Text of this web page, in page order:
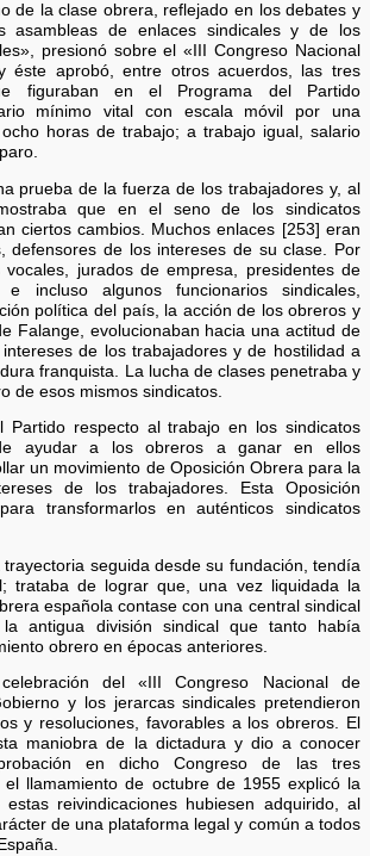
de la clase obrera, reflejado en los debates y
asambleas de enlaces sindicales y de los
presionó sobre el «III Congreso Nacional
éste aprobó, entre otros acuerdos, las tres
figuraban en el Programa del Partido
mínimo vital con escala móvil por una
horas de trabajo; a trabajo igual, salario
prueba de la fuerza de los trabajadores y, al
que en el seno de los sindicatos
ciertos cambios. Muchos enlaces [253] eran
defensores de los intereses de su clase. Por
jurados de empresa, presidentes de
e incluso algunos funcionarios sindicales,
política del país, la acción de los obreros y
Falange, evolucionaban hacia una actitud de
de los trabajadores y de hostilidad a
franquista. La lucha de clases penetraba y
de esos mismos sindicatos.
Partido respecto al trabajo en los sindicatos
ayudar a los obreros a ganar en ellos
un movimiento de Oposición Obrera para la
de los trabajadores. Esta Oposición
transformarlos en auténticos sindicatos
trayectoria seguida desde su fundación, tendía
trataba de lograr que, una vez liquidada la
española contase con una central sindical
la antigua división sindical que tanto había
obrero en épocas anteriores.
del «III Congreso Nacional de
y los jerarcas sindicales pretendieron
y resoluciones, favorables a los obreros. El
maniobra de la dictadura y dio a conocer
en dicho Congreso de las tres
el llamamiento de octubre de 1955 explicó la
reivindicaciones hubiesen adquirido, al
de una plataforma legal y común a todos